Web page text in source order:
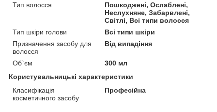
Тип волосся
Пошкоджені, Ослаблені,
Неслухняне, Забарвлені,
Світлі, Всі типи волосся
Тип шкіри голови
Всі типи шкіри
Призначення засобу для
волосся
Від випадіння
Об`єм
300 мл
Користувальницькі характеристики
Класифікація
косметичного засобу
Професійна